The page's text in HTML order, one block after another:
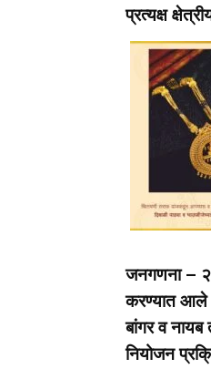
प्रत्यक्ष
जनगणना –
करण्यात आले
बांगर व
नियोजन